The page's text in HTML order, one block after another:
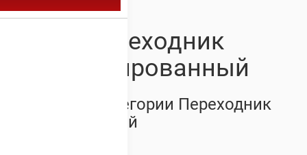
Переходник
хромированный
Товары из категории Переходник
хромированный